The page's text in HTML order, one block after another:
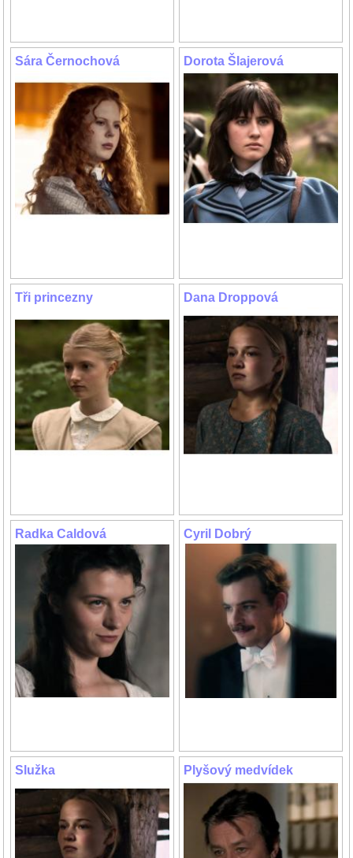
Sára Černochová Dorota Šlajerová
Tři princezny Dana Droppová
Radka Caldová Cyril Dobrý
Služka Plyšový medvídek